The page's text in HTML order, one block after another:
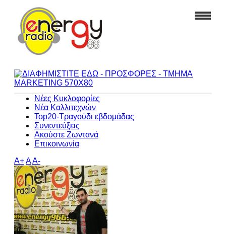
Νέες Κυκλοφορίες
Νέα Καλλιτεχνών
Top20-Τραγούδι εβδομάδας
Συνεντεύξεις
Ακούστε Ζωντανά
Επικοινωνία
A+AA-